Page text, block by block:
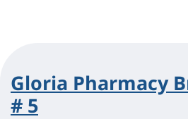
Gloria Pharmacy
# 5